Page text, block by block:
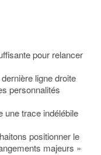
pour relancer
ligne droite
personnalités
une trace indélébile
positionner le
majeurs »